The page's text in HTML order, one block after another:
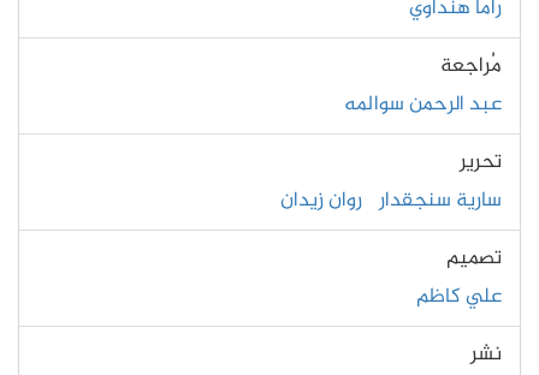
راما هنداوي
مُراجعة
عبد الرحمن سوالمه
تحرير
سارية سنجقدار روان زيدان
تصميم
علي كاظم
نشر